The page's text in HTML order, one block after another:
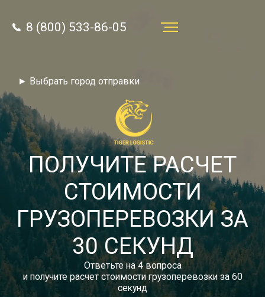
8 (800) 533-86-05
Звонок по России бесплатный
autotransport24@yandex.ru
Тарифы
Отзывы
Статьи
Новости
Документы
► Выбрать город отправки
8 (800) 533-86-05
ПОЛУЧИТЕ РАСЧЕТ
СТОИМОСТИ
ГРУЗОПЕРЕВОЗКИ ЗА
30 СЕКУНД
Ответьте на 4 вопроса
и получите расчет стоимости грузоперевозки за 60
секунд